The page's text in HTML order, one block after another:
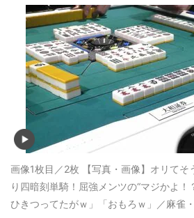
画像1枚目／2枚 【写真・画像】オリて
り四暗刻単騎！屈強メンツの“マジかよ！
ひきつってたがｗ」「おもろｗ」／麻雀